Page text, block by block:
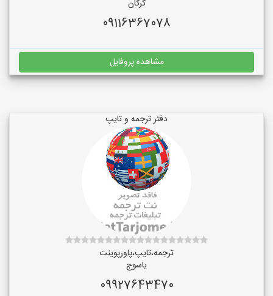
گرگان
09116367078
مشاهده پروفایل
دفتر ترجمه و تایپ
ترجمه،تایپ،پاورپوینت
یاسوج
09927643470